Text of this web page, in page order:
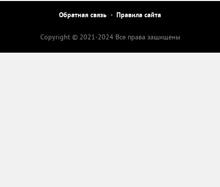
Обратная связь Правила сайта
Copyright © 2021-2024 Все права защищены